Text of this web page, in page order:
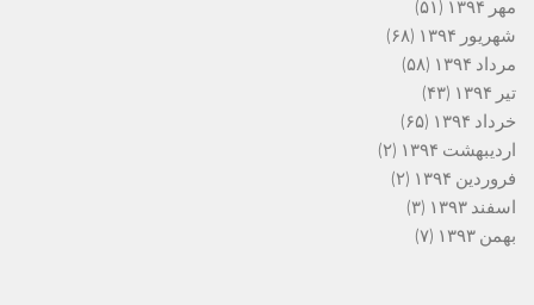
مهر ۱۳۹۴
(۵۱)
شهریور ۱۳۹۴
(۶۸)
مرداد ۱۳۹۴
(۵۸)
تیر ۱۳۹۴
(۴۳)
خرداد ۱۳۹۴
(۶۵)
اردیبهشت ۱۳۹۴
(۲)
فروردین ۱۳۹۴
(۲)
اسفند ۱۳۹۳
(۳)
بهمن ۱۳۹۳
(۷)